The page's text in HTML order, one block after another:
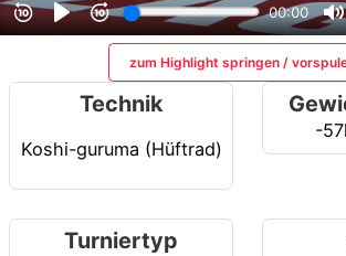
zum Highlight springen /
Technik
Koshi-guruma (Hüftrad)
-
Turniertyp